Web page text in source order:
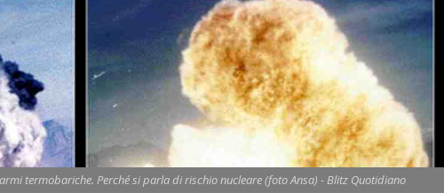
termobariche. Perché si parla di rischio nucleare (foto Ansa) - Blitz Quotidiano